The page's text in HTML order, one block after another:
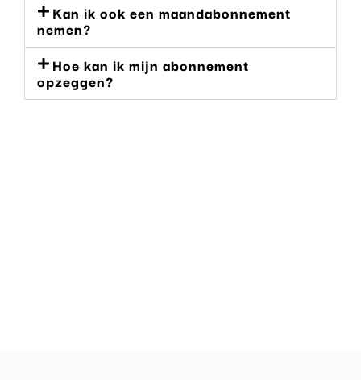
Kan ik ook een maandabonnement
nemen?
Hoe kan ik mijn abonnement
opzeggen?